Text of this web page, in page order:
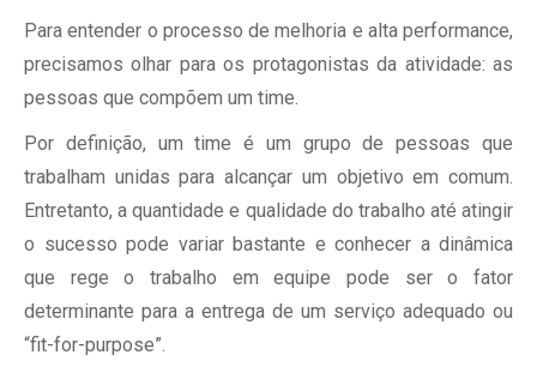
Para entender o processo de melhoria e alta performance,
precisamos olhar para os protagonistas da atividade: as
pessoas que compõem um time.
Por definição, um time é um grupo de pessoas que
trabalham unidas para alcançar um objetivo em comum.
Entretanto, a quantidade e qualidade do trabalho até atingir
o sucesso pode variar bastante e conhecer a dinâmica
que rege o trabalho em equipe pode ser o fator
determinante para a entrega de um serviço adequado ou
“fit-for-purpose”.